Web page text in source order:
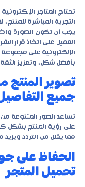
تحتاج المتاجر
التجربة المباشرة
يجب أن تكون الصورة
العميل على اتخاذ قرار
الإلكترونية على
بأفضل شكل، وتعزيز
تصوير المنتج
جميع
تساعد الصور المتنوعة من
على رؤية المنتج بشكل
مما يقلل من التردد ويزيد
الحفاظ على
تحميل المتجر